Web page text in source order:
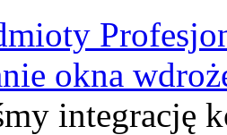
okna
integrację